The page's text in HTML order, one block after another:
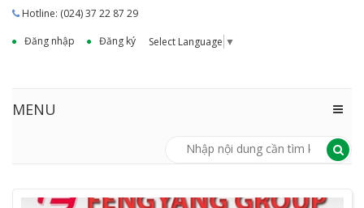
Hotline: (024) 37 22 87 29
Đăng nhập
Đăng ký Select Language ▼
MENU